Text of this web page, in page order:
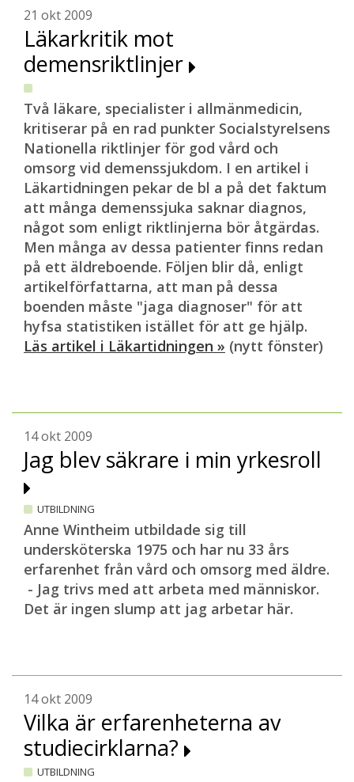
21 okt 2009
Läkarkritik mot
demensriktlinjer
Två läkare, specialister i allmänmedicin,
kritiserar på en rad punkter Socialstyrelsens
Nationella riktlinjer för god vård och
omsorg vid demenssjukdom. I en artikel i
Läkartidningen pekar de bl a på det faktum
att många demenssjuka saknar diagnos,
något som enligt riktlinjerna bör åtgärdas.
Men många av dessa patienter finns redan
på ett äldreboende. Följen blir då, enligt
artikelförfattarna, att man på dessa
boenden måste "jaga diagnoser" för att
hyfsa statistiken istället för att ge hjälp.
Läs artikel i Läkartidningen » (nytt fönster)
14 okt 2009
Jag blev säkrare i min yrkesroll
UTBILDNING
Anne Wintheim utbildade sig till
undersköterska 1975 och har nu 33 års
erfarenhet från vård och omsorg med äldre.
- Jag trivs med att arbeta med människor.
Det är ingen slump att jag arbetar här.
14 okt 2009
Vilka är erfarenheterna av
studiecirklarna?
UTBILDNING